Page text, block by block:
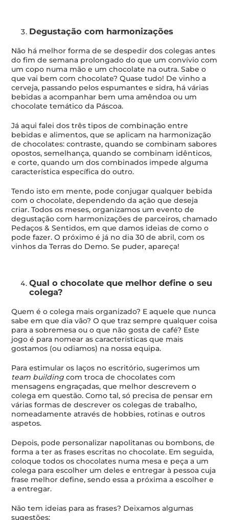
Degustação com harmonizações
Não há melhor forma de se despedir dos colegas antes
do fim de semana prolongado do que um convívio com
um copo numa mão e um chocolate na outra. Sabe o
que vai bem com chocolate? Quase tudo! De vinho a
cerveja, passando pelos espumantes e sidra, há várias
bebidas a acompanhar bem uma amêndoa ou um
chocolate temático da Páscoa.
Já aqui falei dos três tipos de combinação entre
bebidas e alimentos, que se aplicam na harmonização
de chocolates: contraste, quando se combinam sabores
opostos, semelhança, quando se combinam idênticos,
e corte, quando um dos combinados impede alguma
característica específica do outro.
Tendo isto em mente, pode conjugar qualquer bebida
com o chocolate, dependendo da ação que deseja
criar. Todos os meses, organizamos um evento de
degustação com harmonizações de parceiros, chamado
Pedaços & Sentidos, em que damos ideias de como o
pode fazer. O próximo é já no dia 30 de abril, com os
vinhos daTerras do Demo. Se puder, apareça!
Qual o chocolate que melhor define o seu
colega?
Quem é o colega mais organizado? E aquele que nunca
sabe em que dia vão? O que traz sempre qualquer coisa
para a sobremesa ou o que não gosta de café? Este
jogo é para nomear as características que mais
gostamos (ou odiamos) na nossa equipa.
Para estimular os laços no escritório, sugerimos um
team building com troca de chocolates com
mensagens engraçadas, que melhor descrevem o
colega em questão. Como tal, só precisa de pensar em
várias formas de descrever os colegas de trabalho,
nomeadamente através de hobbies, rotinas e outros
aspetos.
Depois, pode personalizar napolitanas ou bombons, de
forma a ter as frases escritas no chocolate. Em seguida,
coloque todos os chocolates numa mesa e peça a um
colega para escolher um deles e entregar à pessoa cuja
frase melhor define, sendo essa a próxima a escolher e
a entregar.
Não tem ideias para as frases? Deixamos algumas
sugestões: